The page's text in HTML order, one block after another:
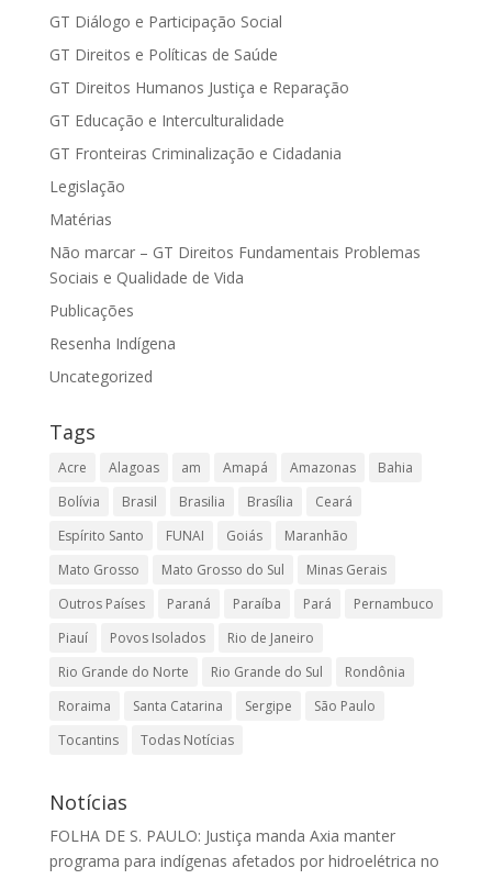
GT Diálogo e Participação Social
GT Direitos e Políticas de Saúde
GT Direitos Humanos Justiça e Reparação
GT Educação e Interculturalidade
GT Fronteiras Criminalização e Cidadania
Legislação
Matérias
Não marcar – GT Direitos Fundamentais Problemas
Sociais e Qualidade de Vida
Publicações
Resenha Indígena
Uncategorized
Tags
Acre Alagoas am Amapá Amazonas
Bahia
Bolívia
Brasil Brasilia Brasília
Ceará
Espírito Santo
FUNAI Goiás
Maranhão
Mato Grosso
Mato Grosso do Sul
Minas Gerais
Outros Países
Paraná Paraíba Pará
Pernambuco
Piauí
Povos Isolados
Rio de Janeiro
Rio Grande do Norte
Rio Grande do Sul
Rondônia
Roraima
Santa Catarina Sergipe
São Paulo
Tocantins
Todas Notícias
Notícias
FOLHA DE S. PAULO: Justiça manda Axia manter
programa para indígenas afetados por hidroelétrica no